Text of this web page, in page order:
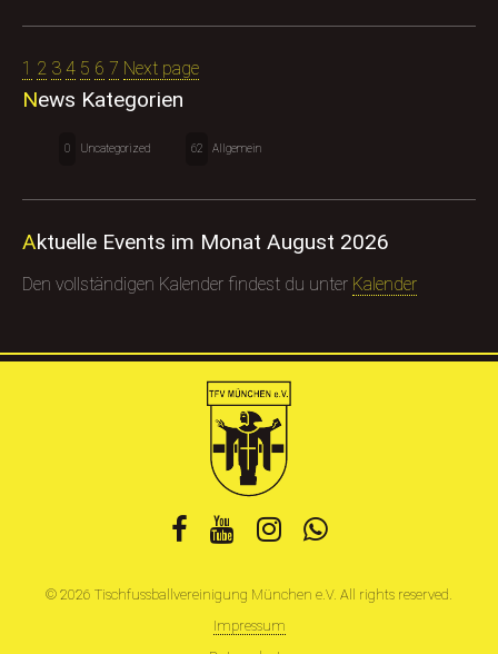
1 2 3 4 5 6 7 Next page
News Kategorien
0 Uncategorized 62 Allgemein
Aktuelle Events im Monat August 2026
Den vollständigen Kalender findest du unter Kalender
© 2026 Tischfussballvereinigung München e.V. All rights reserved.
Impressum